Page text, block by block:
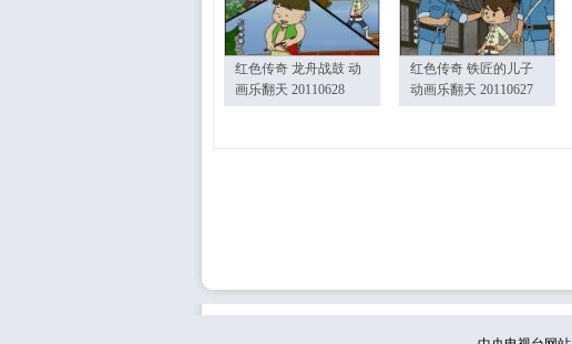
红色传奇 龙舟战鼓 动
画乐翻天 20110628
红色传奇 铁匠的儿子
动画乐翻天 20110627